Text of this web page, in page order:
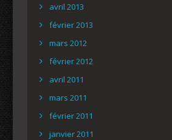
avril 2013
février 2013
mars 2012
février 2012
avril 2011
mars 2011
février 2011
janvier 2011